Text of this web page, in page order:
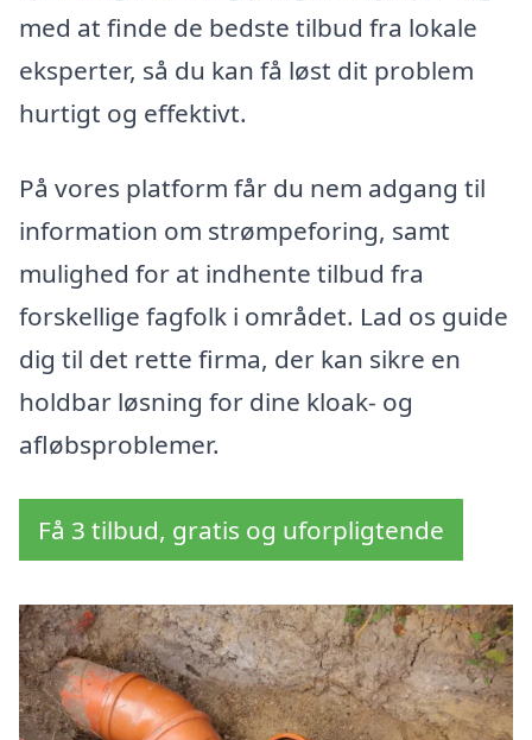
med at finde de bedste tilbud fra lokale
eksperter, så du kan få løst dit problem
hurtigt og effektivt.
På vores platform får du nem adgang til
information om strømpeforing, samt
mulighed for at indhente tilbud fra
forskellige fagfolk i området. Lad os guide
dig til det rette firma, der kan sikre en
holdbar løsning for dine kloak- og
afløbsproblemer.
Få 3 tilbud, gratis og uforpligtende